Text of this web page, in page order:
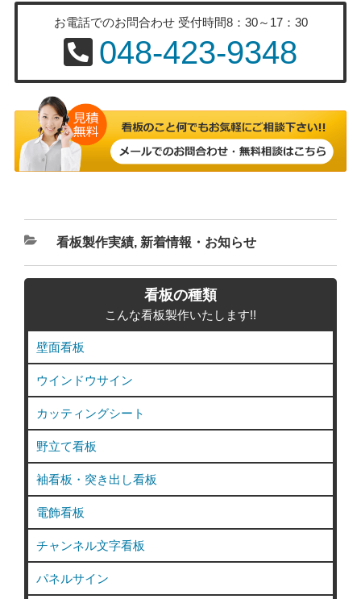
お電話でのお問合わせ 受付時間8：30～17：30
048-423-9348
カ
テ
看板製作実績, 新着情報・お知らせ
看板の種類
こんな看板製作いたします!!
壁面看板
ウインドウサイン
カッティングシート
野立て看板
袖看板・突き出し看板
電飾看板
チャンネル文字看板
パネルサイン